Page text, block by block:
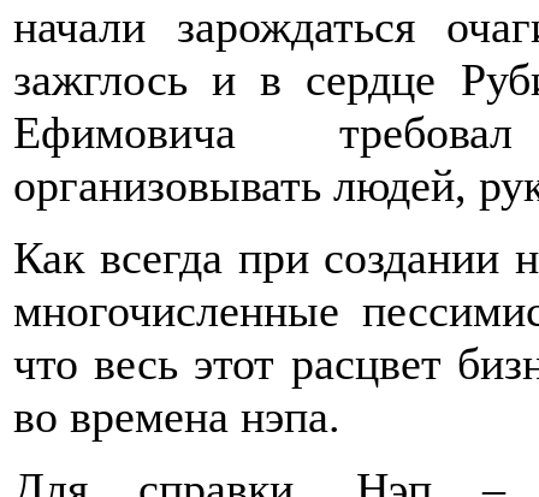
начали зарождаться
зажглось и в сердце
Ефимовича
организовывать людей,
Как всегда при создании
многочисленные
что весь этот расцвет
во времена нэпа.